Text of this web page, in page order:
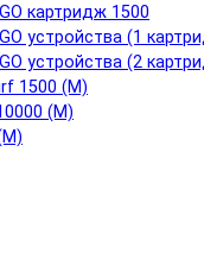
картридж 1500
устройства (1
устройства (2
1500 (М)
(М)